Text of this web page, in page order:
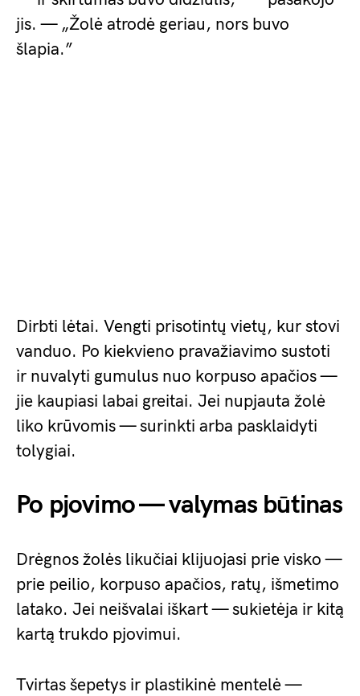
jis. — „Žolė atrodė geriau, nors buvo
šlapia.”
Dirbti lėtai. Vengti prisotintų vietų, kur stovi
vanduo. Po kiekvieno pravažiavimo sustoti
ir nuvalyti gumulus nuo korpuso apačios —
jie kaupiasi labai greitai. Jei nupjauta žolė
liko krūvomis — surinkti arba pasklaidyti
tolygiai.
Po pjovimo — valymas būtinas
Drėgnos žolės likučiai klijuojasi prie visko —
prie peilio, korpuso apačios, ratų, išmetimo
latako. Jei neišvalai iškart — sukietėja ir kitą
kartą trukdo pjovimui.
Tvirtas šepetys ir plastikinė mentelė —